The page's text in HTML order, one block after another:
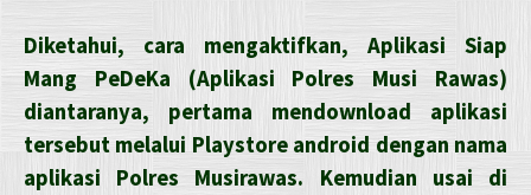
Diketahui, cara mengaktifkan, Aplikasi Siap
Mang PeDeKa (Aplikasi Polres Musi Rawas)
diantaranya, pertama mendownload aplikasi
tersebut melalui Playstore android dengan nama
aplikasi Polres Musirawas. Kemudian usai di